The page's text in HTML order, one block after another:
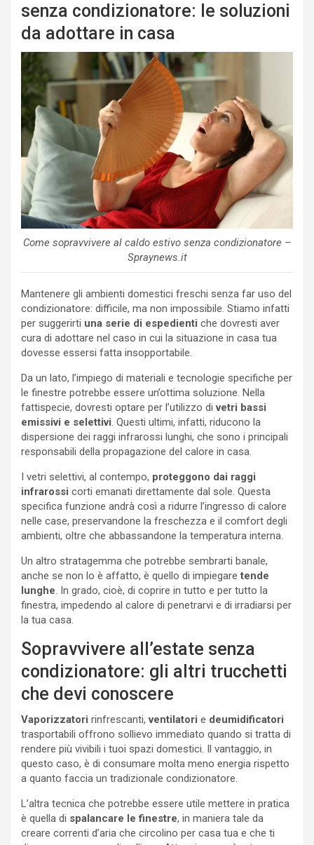
senza condizionatore: le soluzioni
da adottare in casa
Come sopravvivere al caldo estivo senza condizionatore –
Spraynews.it
Mantenere gli ambienti domestici freschi senza far uso del
condizionatore: difficile, ma non impossibile. Stiamo infatti
per suggerirti una serie di espedienti che dovresti aver
cura di adottare nel caso in cui la situazione in casa tua
dovesse essersi fatta insopportabile.
Da un lato, l’impiego di materiali e tecnologie specifiche per
le finestre potrebbe essere un’ottima soluzione. Nella
fattispecie, dovresti optare per l’utilizzo divetri bassi
emissivi e selettivi. Questi ultimi, infatti, riducono la
dispersione dei raggi infrarossi lunghi, che sono i principali
responsabili della propagazione del calore in casa.
I vetri selettivi, al contempo, proteggono dai raggi
infrarossi corti emanati direttamente dal sole. Questa
specifica funzione andrà così a ridurre l’ingresso di calore
nelle case, preservandone la freschezza e il comfort degli
ambienti, oltre che abbassandone la temperatura interna.
Un altro stratagemma che potrebbe sembrarti banale,
anche se non lo è affatto, è quello di impiegare tende
lunghe. In grado, cioè, di coprire in tutto e per tutto la
finestra, impedendo al calore di penetrarvi e di irradiarsi per
la tua casa.
Sopravvivere all’estate senza
condizionatore: gli altri trucchetti
che devi conoscere
Vaporizzatori rinfrescanti,ventilatori e deumidificatori
trasportabili offrono sollievo immediato quando si tratta di
rendere più vivibili i tuoi spazi domestici. Il vantaggio, in
questo caso, è di consumare molta meno energia rispetto
a quanto faccia un tradizionale condizionatore.
L’altra tecnica che potrebbe essere utile mettere in pratica
è quella di spalancare le finestre, in maniera tale da
creare correnti d’aria che circolino per casa tua e che ti